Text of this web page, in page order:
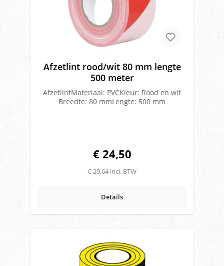
Afzetlint rood/wit 80 mm lengte
500 meter
AfzetlintMateriaal: PVCKleur: Rood en wit
Breedte: 80 mmLengte: 500 mm
€ 24,50
€ 29,64 incl. BTW
Details